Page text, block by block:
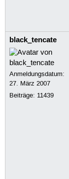
black_tencate
Anmeldungsdatum:
27. März 2007
Beiträge: 11439